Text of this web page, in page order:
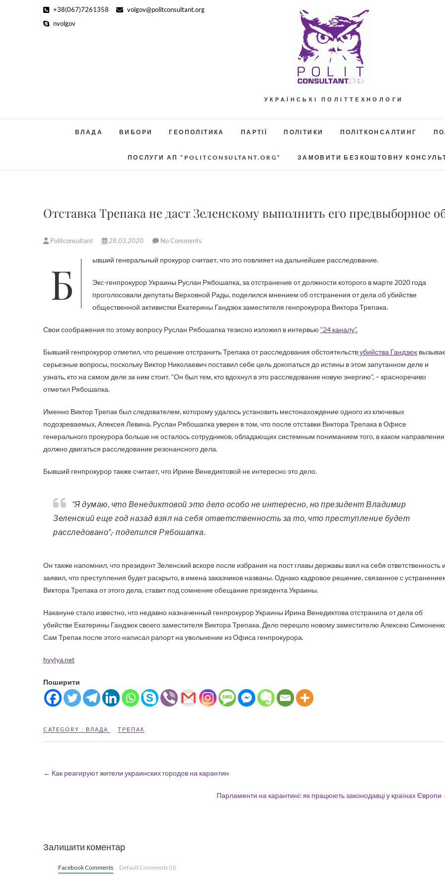
+38(067)7261358
volgov@politconsultant.org
nvolgov
УКРАЇНСЬКІ ПОЛІТТЕХНОЛОГИ
ВЛАДА ВИБОРИ ГЕОПОЛІТИКА ПАРТІЇ ПОЛІТИКИ ПОЛІТКОНСАЛТИНГ
ПОСЛУГИ АП “POLITCONSULTANT.ORG” ЗАМОВИТИ БЕЗКОШТОВНУ
Отставка Трепака не даст Зеленскому выполнить его предвыборное
Politconsultant 28.03.2020 No Comments
Бывший генеральный прокурор считает, что это повлияет на дальнейшее расследование.
Экс-генпрокурор Украины Руслан Рябошапка, за отстранение от должности которого в марте 2020 года
проголосовали депутаты Верховной Рады, поделился мнением об отстранения от дела об убийстве
общественной активистки Екатерины Гандзюк заместителя генпрокурора Виктора Трепака.
Свои соображения по этому вопросу Руслан Рябошапка тезисно изложил в интервью “24 каналу”.
Бывший генпрокурор отметил, что решение отстранить Трепака от расследования обстоятельствубийства Гандзюк
серьезные вопросы, поскольку Виктор Николаевич поставил себе цель докопаться до истины в этом запутанном деле и
узнать, кто на самом деле за ним стоит. “Он был тем, кто вдохнул в это расследование новую энергию”, – красноречиво
отметил Рябошапка.
Именно Виктор Трепак был следователем, которому удалось установить местонахождение одного из ключевых
подозреваемых, Алексея Левина. Руслан Рябошапка уверен в том, что после отставки Виктора Трепака в Офисе
генерального прокурора больше не осталось сотрудников, обладающих системным пониманием того, в каком направлении
должно двигаться расследование резонансного дела.
Бывший генпрокурор также считает, что Ирине Венедиктовой не интересно это дело.
“Я думаю, что Венедиктовой это дело особо не интересно, но президент Владимир
Зеленский еще год назад взял на себя ответственность за то, что преступление будет
расследовано”,- поделился Рябошапка.
Он также напомнил, что президент Зеленский вскоре после избрания на пост главы державы взял на себя ответственность и
заявил, что преступления будет раскрыто, в имена заказчиков названы. Однако кадровое решение, связанное с
Виктора Трепака от этого дела, ставит под сомнение обещание президента Украины.
Накануне стало известно, что недавно назначенный генпрокурор Украины Ирина Венедиктова отстранила от дела об
убийстве Екатерины Гандзюк своего заместителя Виктора Трепака. Дело перешло новому заместителю Алексею
Сам Трепак после этого написал рапорт на увольнение из Офиса генпрокурора.
hvylya.net
Поширити
CATEGORY : ВЛАДА ТРЕПАК
← Как реагируют жители украинских городов на карантин
Парламенти на карантині: як працюють законодавці у країнах Європи
Залишити коментар
Facebook Comments Default Comments (0)